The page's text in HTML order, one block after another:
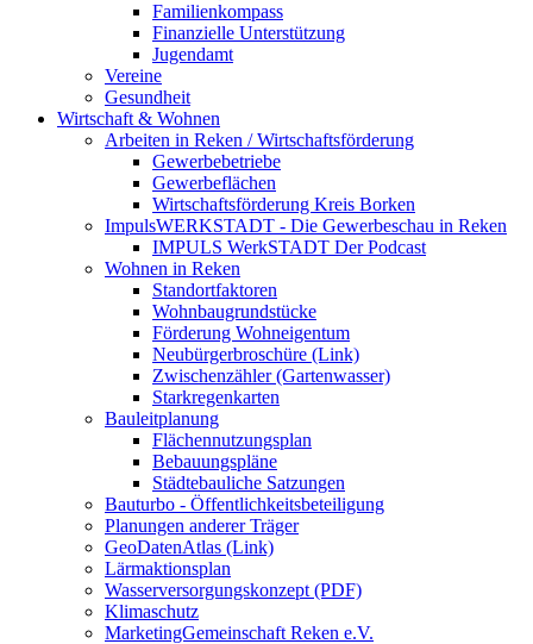
Familienkompass
Finanzielle Unterstützung
Jugendamt
Vereine
Gesundheit
Wirtschaft & Wohnen
Arbeiten in Reken / Wirtschaftsförderung
Gewerbebetriebe
Gewerbeflächen
Wirtschaftsförderung Kreis Borken
ImpulsWERKSTADT - Die Gewerbeschau in Reken
IMPULS WerkSTADT Der Podcast
Wohnen in Reken
Standortfaktoren
Wohnbaugrundstücke
Förderung Wohneigentum
Neubürgerbroschüre (Link)
Zwischenzähler (Gartenwasser)
Starkregenkarten
Bauleitplanung
Flächennutzungsplan
Bebauungspläne
Städtebauliche Satzungen
Bauturbo - Öffentlichkeitsbeteiligung
Planungen anderer Träger
GeoDatenAtlas (Link)
Lärmaktionsplan
Wasserversorgungskonzept (PDF)
Klimaschutz
MarketingGemeinschaft Reken e.V.